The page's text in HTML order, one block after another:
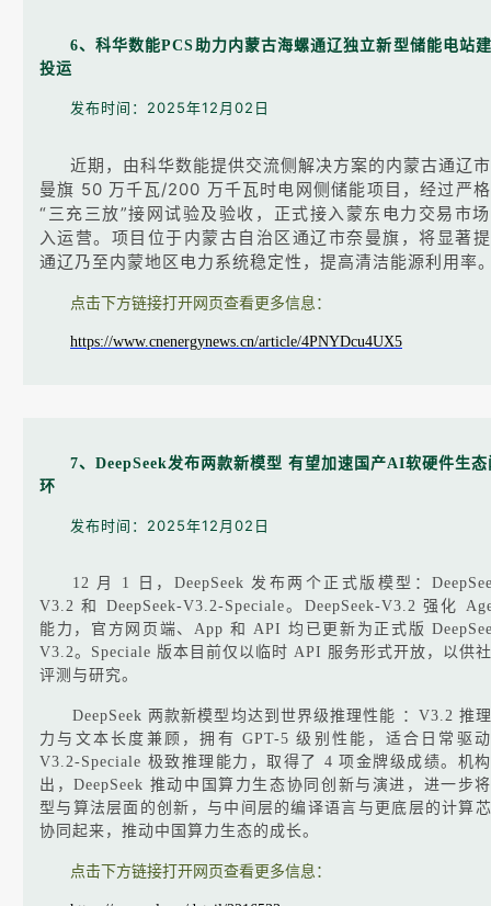
6、科华数能PCS助力内蒙古海螺通辽独立新型储能电站
投运
发布时间：2025年12月02日
近期，由科华数能提供交流侧解决方案的内蒙古通辽
曼旗 50 万千瓦/200 万千瓦时电网侧储能项目，经过严
“三充三放”接网试验及验收，正式接入蒙东电力交易市
入运营。项目位于内蒙古自治区通辽市奈曼旗，将显著
通辽乃至内蒙地区电力系统稳定性，提高清洁能源利用率
点击下方链接打开网页查看更多信息：
https://www.cnenergynews.cn/article/4PNYDcu4UX5
7、DeepSeek发布两款新模型 有望加速国产AI软硬件生态
环
发布时间：2025年12月02日
12 月 1 日，DeepSeek 发布两个正式版模型：
V3.2 和 DeepSeek-V3.2-Speciale。DeepSeek-V3.2 强化
能力，官方网页端、App 和 API 均已更新为正式版
V3.2。Speciale 版本目前仅以临时 API 服务形式开放，以供
评测与研究。
DeepSeek 两款新模型均达到世界级推理性能 ：V3.2 推
力与文本长度兼顾，拥有 GPT-5 级别性能，适合日常驱
V3.2-Speciale 极致推理能力，取得了 4 项金牌级成绩。机
出，DeepSeek 推动中国算力生态协同创新与演进，进一步
型与算法层面的创新，与中间层的编译语言与更底层的计算
协同起来，推动中国算力生态的成长。
点击下方链接打开网页查看更多信息：